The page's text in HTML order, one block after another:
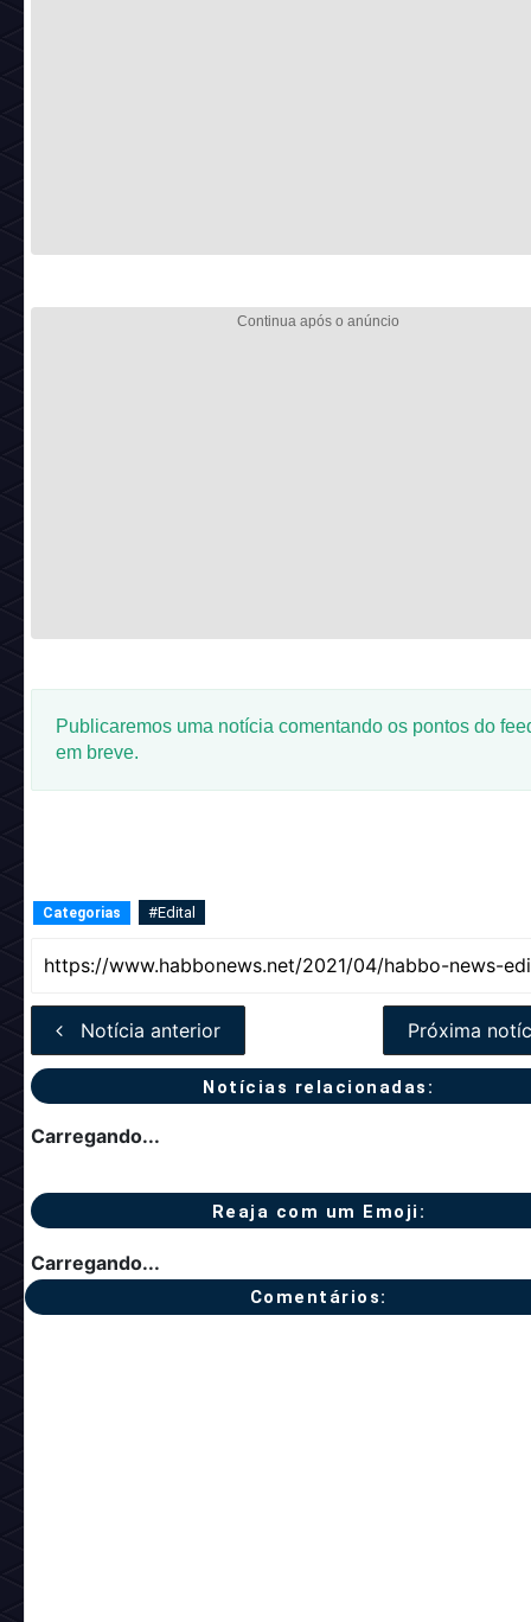
Publicaremos uma notícia comentando os pontos do
em breve.
Categorias #Edital
Notícia anterior Próxima
Notícias relacionadas:
Carregando...
Reaja com um Emoji:
Carregando...
Comentários: